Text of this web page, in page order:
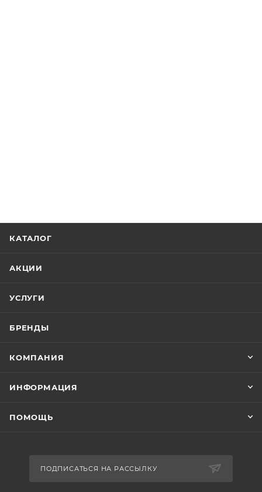
КАТАЛОГ
АКЦИИ
УСЛУГИ
БРЕНДЫ
КОМПАНИЯ
ИНФОРМАЦИЯ
ПОМОЩЬ
ПОДПИСАТЬСЯ НА РАССЫЛКУ